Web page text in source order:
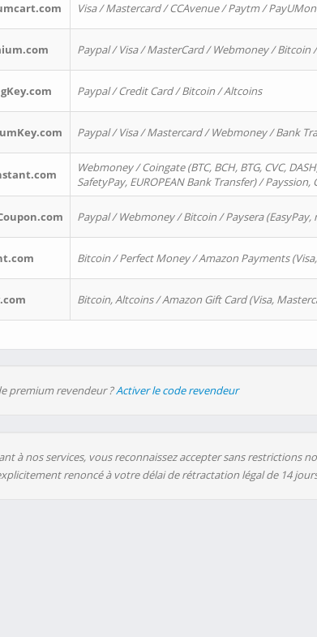
Visa / Mastercard / CCAvenue / Paytm /
Paypal / Visa / MasterCard / Webmoney / Bitcoin
Paypal / Credit Card / Bitcoin / Altcoins
Paypal / Visa / Mastercard / Webmoney / Bank
Webmoney / Coingate (BTC, BCH, BTG, CVC,
SafetyPay, EUROPEAN Bank Transfer) /
Paypal / Webmoney / Bitcoin / Paysera (EasyPay,
Bitcoin / Perfect Money / Amazon Payments
Bitcoin, Altcoins / Amazon Gift Card (Visa,
premium revendeur ?Activer le code revendeur
à nos services, vous reconnaissez accepter sans restrictions
renoncé à votre délai de rétractation légal de 14